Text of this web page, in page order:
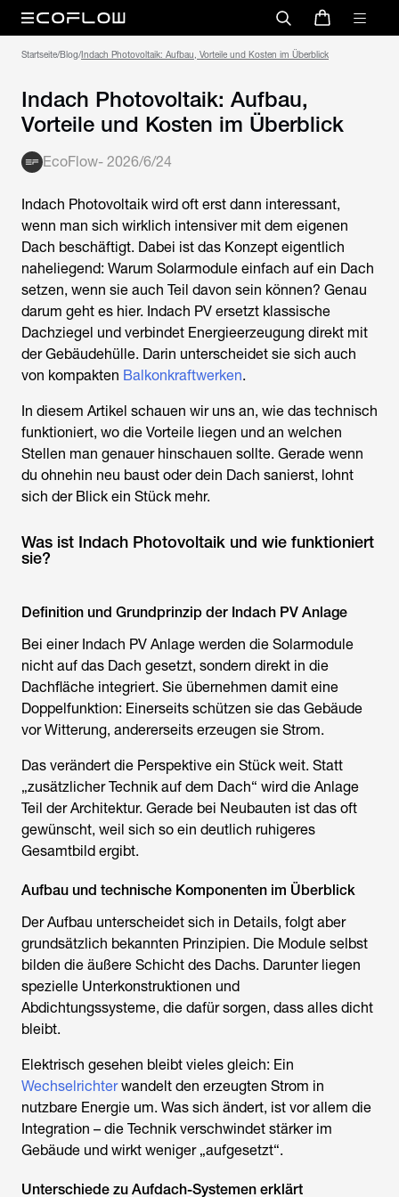
Startseite/Blog/Indach Photovoltaik: Aufbau, Vorteile und Kosten im Überblick
Indach Photovoltaik: Aufbau,
Vorteile und Kosten im Überblick
EcoFlow- 2026/6/24
Indach Photovoltaik wird oft erst dann interessant,
wenn man sich wirklich intensiver mit dem eigenen
Dach beschäftigt. Dabei ist das Konzept eigentlich
naheliegend: Warum Solarmodule einfach auf ein Dach
setzen, wenn sie auch Teil davon sein können? Genau
darum geht es hier. Indach PV ersetzt klassische
Dachziegel und verbindet Energieerzeugung direkt mit
der Gebäudehülle. Darin unterscheidet sie sich auch
von kompakten Balkonkraftwerken.
In diesem Artikel schauen wir uns an, wie das technisch
funktioniert, wo die Vorteile liegen und an welchen
Stellen man genauer hinschauen sollte. Gerade wenn
du ohnehin neu baust oder dein Dach sanierst, lohnt
sich der Blick ein Stück mehr.
Was ist Indach Photovoltaik und wie funktioniert
sie?
Definition und Grundprinzip der Indach PV Anlage
Bei einer Indach PV Anlage werden die Solarmodule
nicht auf das Dach gesetzt, sondern direkt in die
Dachfläche integriert. Sie übernehmen damit eine
Doppelfunktion: Einerseits schützen sie das Gebäude
vor Witterung, andererseits erzeugen sie Strom.
Das verändert die Perspektive ein Stück weit. Statt
„zusätzlicher Technik auf dem Dach“ wird die Anlage
Teil der Architektur. Gerade bei Neubauten ist das oft
gewünscht, weil sich so ein deutlich ruhigeres
Gesamtbild ergibt.
Aufbau und technische Komponenten im Überblick
Der Aufbau unterscheidet sich in Details, folgt aber
grundsätzlich bekannten Prinzipien. Die Module selbst
bilden die äußere Schicht des Dachs. Darunter liegen
spezielle Unterkonstruktionen und
Abdichtungssysteme, die dafür sorgen, dass alles dicht
bleibt.
Elektrisch gesehen bleibt vieles gleich: Ein
Wechselrichterwandelt den erzeugten Strom in
nutzbare Energie um. Was sich ändert, ist vor allem die
Integration – die Technik verschwindet stärker im
Gebäude und wirkt weniger „aufgesetzt“.
Unterschiede zu Aufdach-Systemen erklärt